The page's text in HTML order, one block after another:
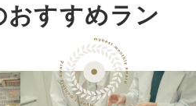
すすめラン